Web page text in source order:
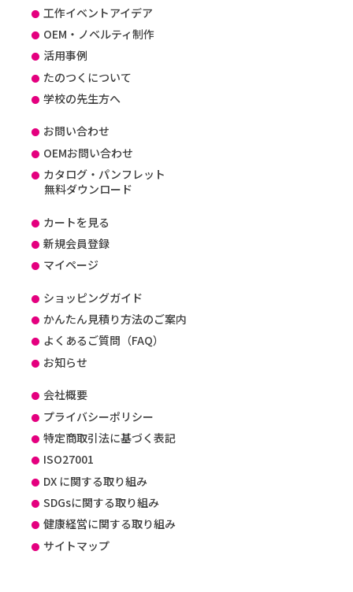
工作イベントアイデア
OEM・ノベルティ制作
活用事例
たのつくについて
学校の先生方へ
お問い合わせ
OEMお問い合わせ
カタログ・パンフレット
無料ダウンロード
カートを見る
新規会員登録
マイページ
ショッピングガイド
かんたん見積り方法のご案内
よくあるご質問（FAQ）
お知らせ
会社概要
プライバシーポリシー
特定商取引法に基づく表記
ISO27001
DX に関する取り組み
SDGsに関する取り組み
健康経営に関する取り組み
サイトマップ